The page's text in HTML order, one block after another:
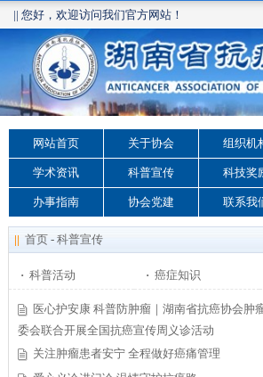
|| 您好，欢迎访问我们官方网站！
网站首页 关于协会 组织机
学术资讯 科普宣传 科技奖
办事指南 协会党建 联系我
|| 首页 - 科普宣传
· 科普活动 · 癌症知识
医心护安康 科普防肿瘤｜湖南省抗癌协会肿
委会联合开展全国抗癌宣传周义诊活动
关注肿瘤患者安宁 全程做好癌痛管理